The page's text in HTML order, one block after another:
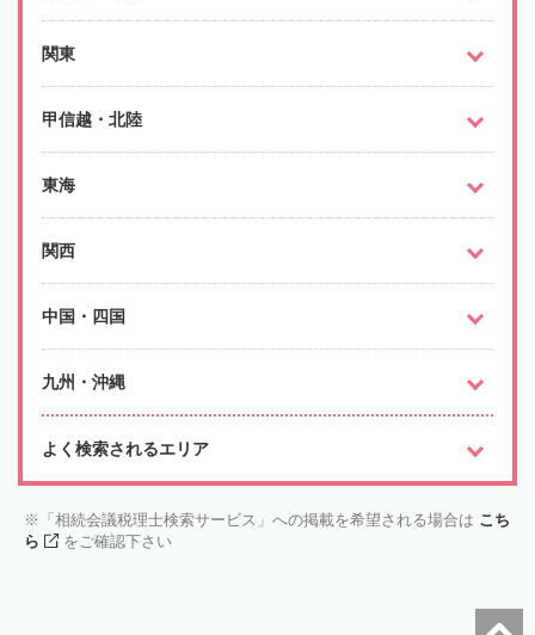
関東
甲信越・北陸
東海
関西
中国・四国
九州・沖縄
よく検索されるエリア
「相続会議税理士検索サービス」への掲載を希望される場合は こち
ら
をご確認下さい